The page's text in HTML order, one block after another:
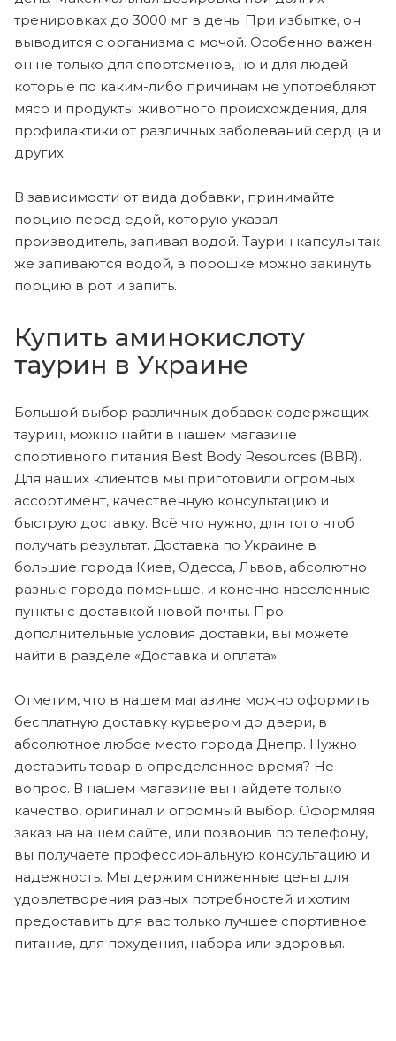
тренировках до 3000 мг в день. При избытке, он
выводится с организма с мочой. Особенно важен
он не только для спортсменов, но и для людей
которые по каким-либо причинам не употребляют
мясо и продукты животного происхождения, для
профилактики от различных заболеваний сердца и
других.
В зависимости от вида добавки, принимайте
порцию перед едой, которую указал
производитель, запивая водой. Таурин капсулы так
же запиваются водой, в порошке можно закинуть
порцию в рот и запить.
Купить аминокислоту
таурин в Украине
Большой выбор различных добавок содержащих
таурин, можно найти в нашем магазине
спортивного питания Best Body Resources (BBR).
Для наших клиентов мы приготовили огромных
ассортимент, качественную консультацию и
быструю доставку. Всё что нужно, для того чтоб
получать результат. Доставка по Украине в
большие города Киев, Одесса, Львов, абсолютно
разные города поменьше, и конечно населенные
пункты с доставкой новой почты. Про
дополнительные условия доставки, вы можете
найти в разделе «Доставка и оплата».
Отметим, что в нашем магазине можно оформить
бесплатную доставку курьером до двери, в
абсолютное любое место города Днепр. Нужно
доставить товар в определенное время? Не
вопрос. В нашем магазине вы найдете только
качество, оригинал и огромный выбор. Оформляя
заказ на нашем сайте, или позвонив по телефону,
вы получаете профессиональную консультацию и
надежность. Мы держим сниженные цены для
удовлетворения разных потребностей и хотим
предоставить для вас только лучшее спортивное
питание, для похудения, набора или здоровья.